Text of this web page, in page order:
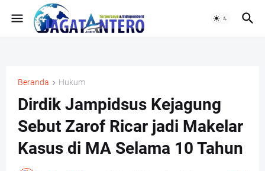
Beranda Hukum
Dirdik Jampidsus Kejagung
Sebut Zarof Ricar jadi Makelar
Kasus di MA Selama 10 Tahun